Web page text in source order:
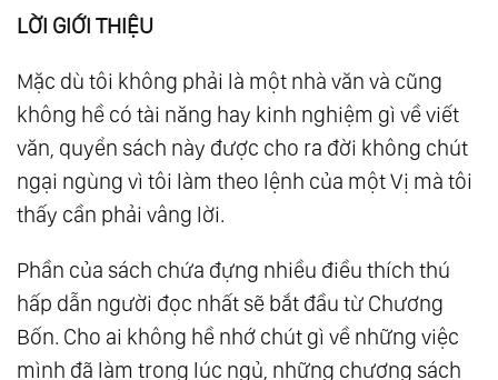
LỜI GIỚI THIỆU
Mặc dù tôi không phải là một nhà văn và cũng
không hề có tài năng hay kinh nghiệm gì về viết
văn, quyển sách này được cho ra đời không chút
ngại ngùng vì tôi làm theo lệnh của một Vị mà tôi
thấy cần phải vâng lời.
Phần của sách chứa đựng nhiều điều thích thú
hấp dẫn người đọc nhất sẽ bắt đầu từ Chương
Bốn. Cho ai không hề nhớ chút gì về những việc
mình đã làm trong lúc ngủ, những chương sách